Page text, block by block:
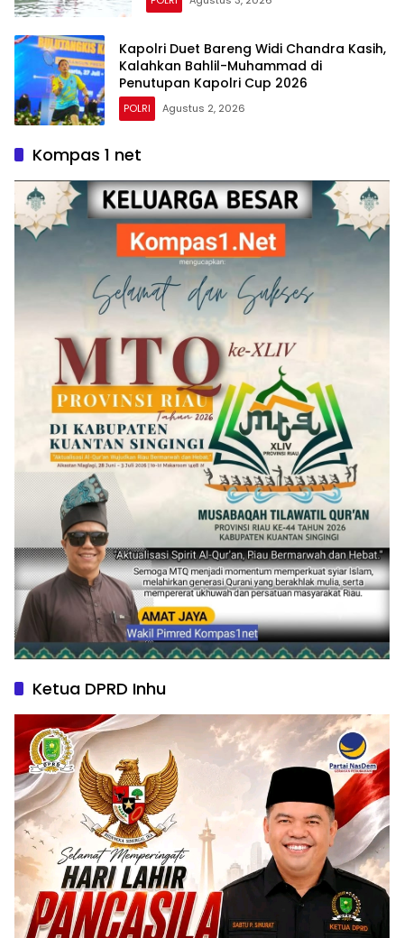
Tanam Pohon Bersama
Kapolri Duet Bareng Widi Chandra Kasih,
Kalahkan Bahlil-Muhammad di
Penutupan Kapolri Cup 2026
POLRI Agustus 2, 2026
Kompas 1 net
Ketua DPRD Inhu